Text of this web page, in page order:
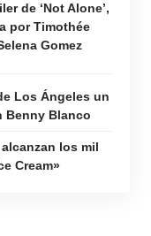
de ‘Not Alone’,
por Timothée
Gomez
Los Ángeles un
Benny Blanco
alcanzan los mil
Cream»